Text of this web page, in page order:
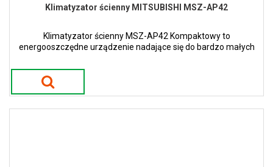
Klimatyzator ścienny MITSUBISHI MSZ-AP42
Klimatyzator ścienny MSZ-AP42 Kompaktowy to
energooszczędne urządzenie nadające się do bardzo małych